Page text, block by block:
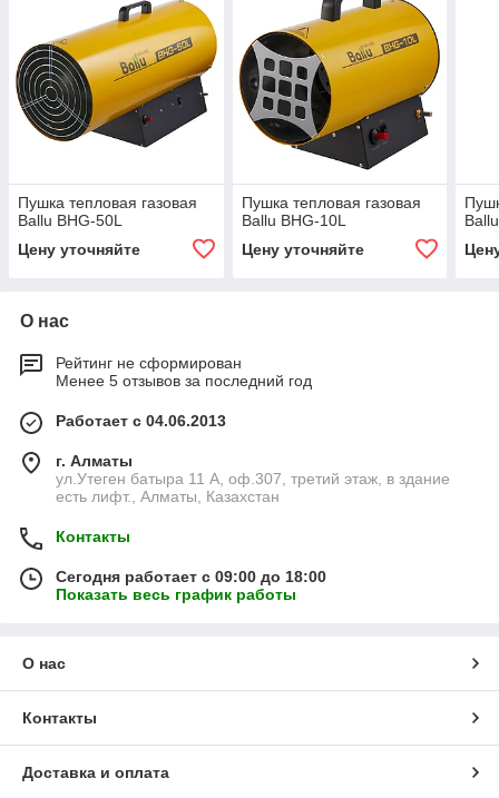
Пушка тепловая газовая
Ballu BHG-50L
Цену уточняйте
Пушка тепловая газовая
Ballu BHG-10L
Цену уточняйте
О нас
Рейтинг не сформирован
Менее 5 отзывов за последний год
Работает с 04.06.2013
г. Алматы
ул.Утеген батыра 11 А, оф.307, третий этаж, в здание
есть лифт., Алматы, Казахстан
Контакты
Сегодня работает с 09:00 до 18:00
Показать весь график работы
О нас
Контакты
Доставка и оплата